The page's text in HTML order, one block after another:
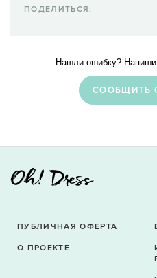
Нашли ошибку?
CООБЩИТЬ
ПОДЕЛИТЬСЯ:
ПУБЛИЧНАЯ ОФЕРТА
О ПРОЕКТЕ